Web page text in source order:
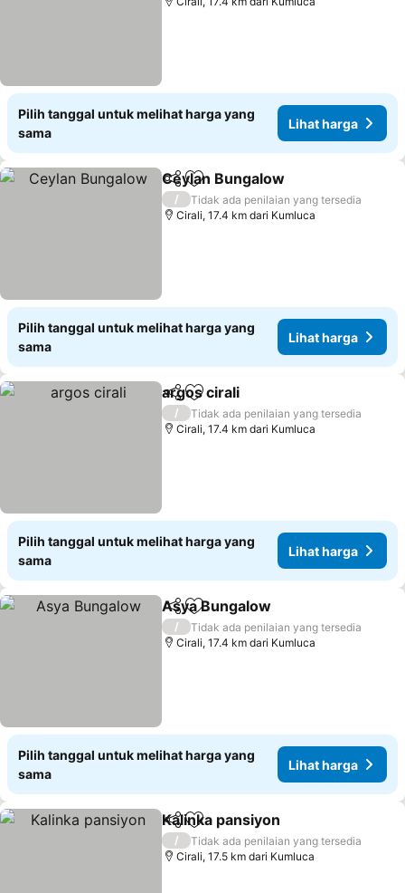
Pilih tanggal untuk melihat harga yang
sama
Lihat harga
BagikanTambahkan ke favorit
Ceylan Bungalow
/
Tidak ada penilaian yang tersedia
Cirali, 17.4 km dari Kumluca
Pilih tanggal untuk melihat harga yang
sama
Lihat harga
BagikanTambahkan ke favorit
argos cirali
/
Tidak ada penilaian yang tersedia
Cirali, 17.4 km dari Kumluca
Pilih tanggal untuk melihat harga yang
sama
Lihat harga
BagikanTambahkan ke favorit
Asya Bungalow
/
Tidak ada penilaian yang tersedia
Cirali, 17.4 km dari Kumluca
Pilih tanggal untuk melihat harga yang
sama
Lihat harga
BagikanTambahkan ke favorit
Kalinka pansiyon
/
Tidak ada penilaian yang tersedia
Cirali, 17.5 km dari Kumluca